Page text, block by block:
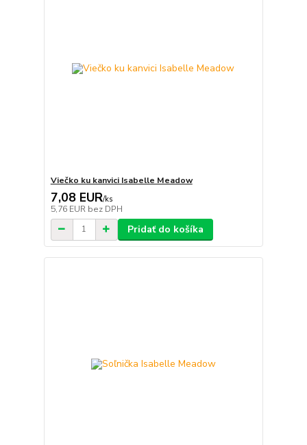
Viečko ku kanvici Isabelle Meadow
7,08 EUR/ks
5,76 EUR bez DPH
Pridať do košíka